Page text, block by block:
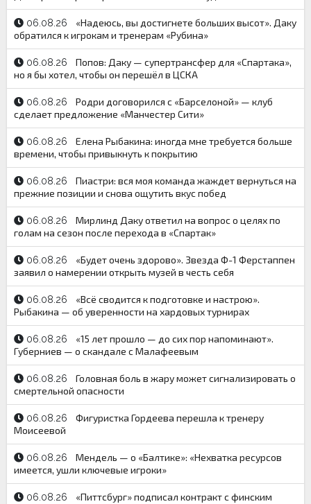
06.08.26
«Надеюсь, вы достигнете больших высот». Даку
обратился к игрокам и тренерам «Рубина»
06.08.26
Попов: Даку — супертрансфер для «Спартака»,
но я бы хотел, чтобы он перешёл в ЦСКА
06.08.26
Родри договорился с «Барселоной» — клуб
сделает предложение «Манчестер Сити»
06.08.26
Елена Рыбакина: иногда мне требуется больше
времени, чтобы привыкнуть к покрытию
06.08.26
Пиастри: вся моя команда жаждет вернуться на
прежние позиции и снова ощутить вкус побед
06.08.26
Мирлинд Даку ответил на вопрос о целях по
голам на сезон после перехода в «Спартак»
06.08.26
«Будет очень здорово». Звезда Ф-1 Ферстаппен
заявил о намерении открыть музей в честь себя
06.08.26
«Всё сводится к подготовке и настрою».
Рыбакина — об уверенности на хардовых турнирах
06.08.26
«15 лет прошло — до сих пор напоминают».
Губерниев — о скандале с Малафеевым
06.08.26
Головная боль в жару может сигнализировать о
смертельной опасности
06.08.26
Фигуристка Гордеева перешла к тренеру
Моисеевой
06.08.26
Мендель — о «Балтике»: «Нехватка ресурсов
имеется, ушли ключевые игроки»
06.08.26
«Питтсбург» подписал контракт с финским